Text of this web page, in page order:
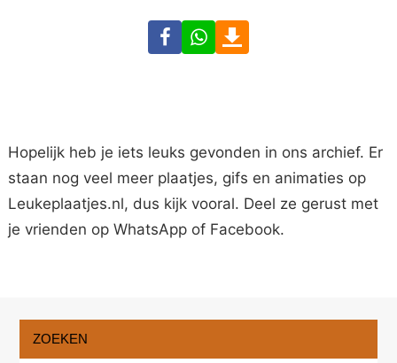
FacebookWhatsApp
Hopelijk heb je iets leuks gevonden in ons archief. Er
staan nog veel meer plaatjes, gifs en animaties op
Leukeplaatjes.nl, dus kijk vooral. Deel ze gerust met
je vrienden op WhatsApp of Facebook.
ZOEKEN